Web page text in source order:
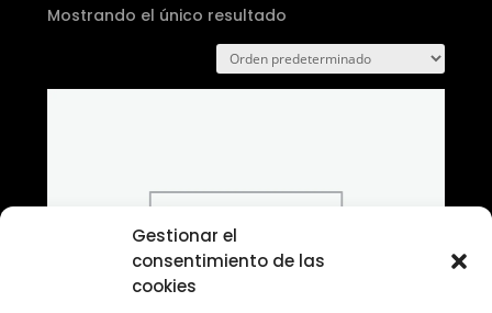
Gestionar el
consentimiento de las
cookies
Mostrando el único resultado